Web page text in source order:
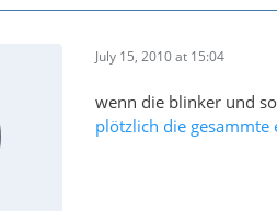
July 15, 2010 at 15:04
wenn die blinker und
plötzlich die